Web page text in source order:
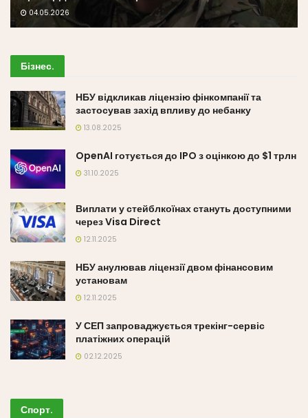
04.05.2026
Бізнес.
НБУ відкликав ліцензію фінкомпанії та
застосував захід впливу до небанку
13.08.2025
OpenAI готується до IPO з оцінкою до $1 трлн
31.10.2025
Виплати у стейблкоїнах стануть доступними
через Visa Direct
12.11.2025
НБУ анулював ліцензії двом фінансовим
установам
12.11.2025
У СЕП запроваджується трекінг-сервіс
платіжних операцій
02.12.2025
Спорт.